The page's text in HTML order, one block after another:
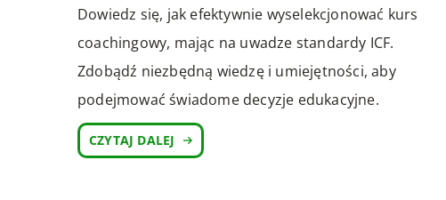
Dowiedz się, jak efektywnie wyselekcjonować kurs
coachingowy, mając na uwadze standardy ICF.
Zdobądź niezbędną wiedzę i umiejętności, aby
podejmować świadome decyzje edukacyjne.
CZYTAJ DALEJ